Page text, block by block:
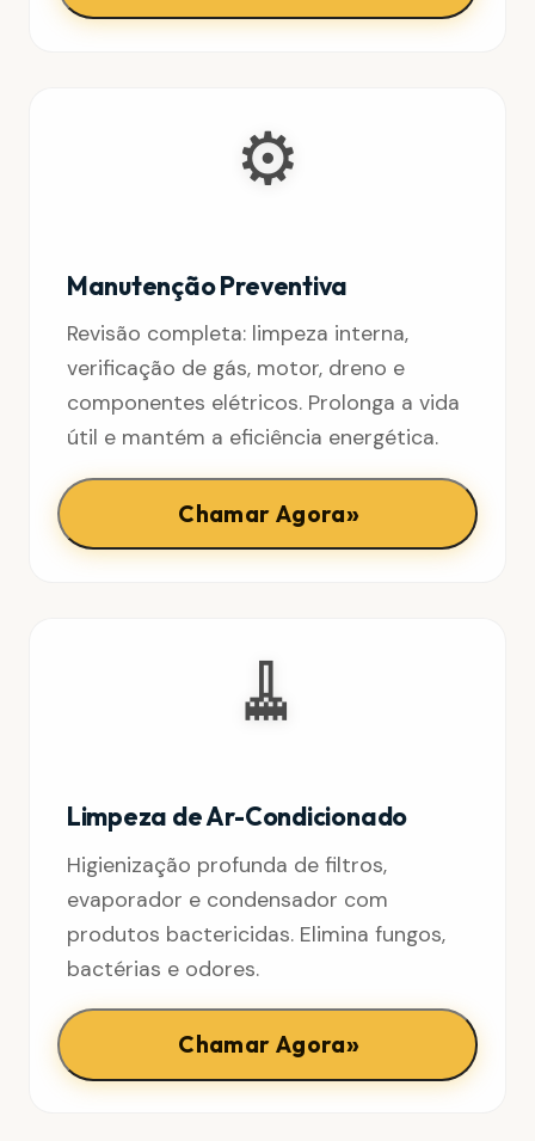
⚙️
Manutenção Preventiva
Revisão completa: limpeza interna,
verificação de gás, motor, dreno e
componentes elétricos. Prolonga a vida
útil e mantém a eficiência energética.
Chamar Agora»
🧹
Limpeza de Ar-Condicionado
Higienização profunda de filtros,
evaporador e condensador com
produtos bactericidas. Elimina fungos,
bactérias e odores.
Chamar Agora»